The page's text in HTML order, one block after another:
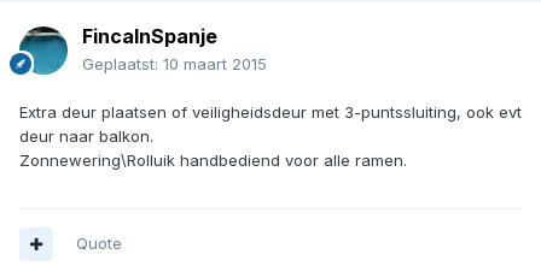
FincaInSpanje
Geplaatst: 10 maart 2015
Extra deur plaatsen of veiligheidsdeur met 3-puntssluiting, ook evt
deur naar balkon.
Zonnewering\Rolluik handbediend voor alle ramen.
Quote